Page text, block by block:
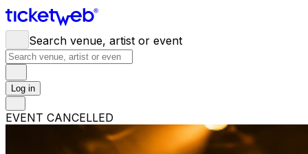
Search venue, artist or event
Log in
EVENT CANCELLED